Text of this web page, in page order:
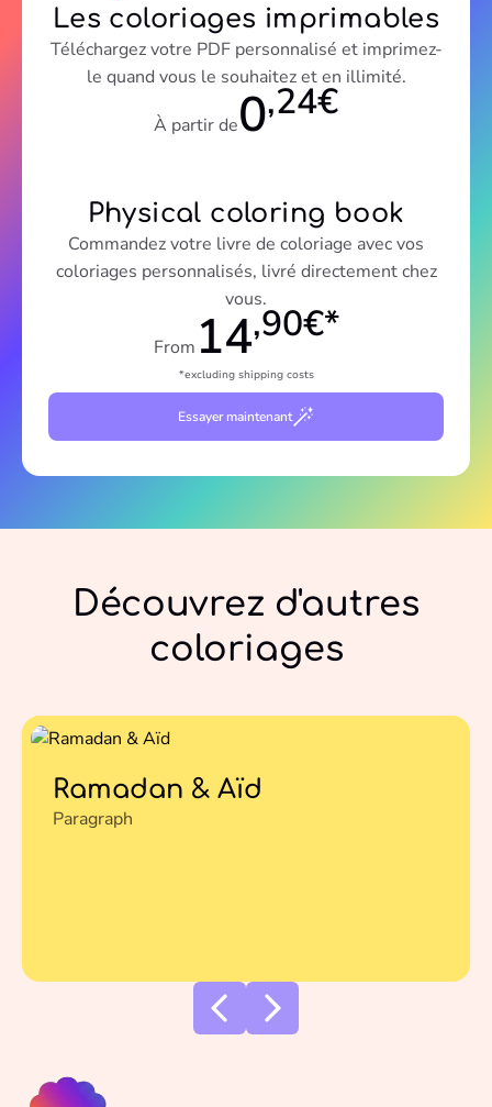
Les coloriages imprimables
Téléchargez votre PDF personnalisé et imprimez-
le quand vous le souhaitez et en illimité.
À partir de0,24€
Physical coloring book
Commandez votre livre de coloriage avec vos
coloriages personnalisés, livré directement chez
vous.
From 14,90€*
*excluding shipping costs
Essayer maintenant
Découvrez d'autres
coloriages
Ramadan & Aïd
Paragraph